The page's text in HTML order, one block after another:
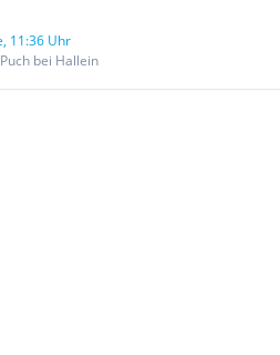
11:36 Uhr
bei Hallein